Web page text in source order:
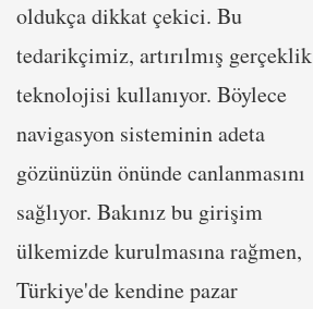
oldukça dikkat çekici. Bu
tedarikçimiz, artırılmış gerçeklik
teknolojisi kullanıyor. Böylece
navigasyon sisteminin adeta
gözünüzün önünde canlanmasını
sağlıyor. Bakınız bu girişim
ülkemizde kurulmasına rağmen,
Türkiye'de kendine pazar